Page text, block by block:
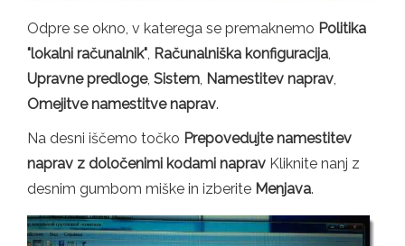
Odpre se okno, v katerega se premaknemo Politika
"lokalni računalnik" Računalniška konfiguracija
Upravne predloge, Sistem Namestitev naprav
Omejitve namestitve naprav.
Na desni iščemo točko Prepovedujte namestitev
naprav z določenimi kodami naprav Kliknite nanj z
desnim gumbom miške in izberite Menjava.